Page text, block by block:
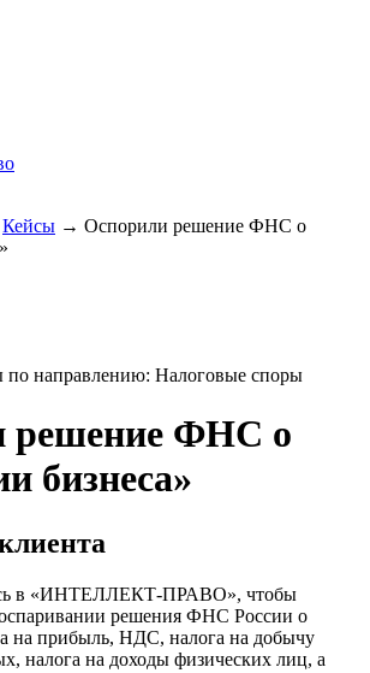
Кейсы → Оспорили решение ФНС о
по направлению: Налоговые споры
решение ФНС о
бизнеса»
в «ИНТЕЛЛЕКТ-ПРАВО», чтобы
решения ФНС России о
на прибыль, НДС, налога на добычу
налога на доходы физических лиц, а